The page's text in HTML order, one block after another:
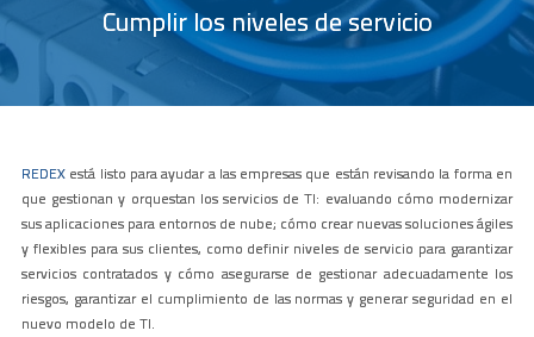
Cumplir los niveles de servicio
REDEX está listo para ayudar a las empresas que están revisando la forma en
que gestionan y orquestan los servicios de TI: evaluando cómo modernizar
sus aplicaciones para entornos de nube; cómo crear nuevas soluciones ágiles
y flexibles para sus clientes, como definir niveles de servicio para garantizar
servicios contratados y cómo asegurarse de gestionar adecuadamente los
riesgos, garantizar el cumplimiento de las normas y generar seguridad en el
nuevo modelo de TI.